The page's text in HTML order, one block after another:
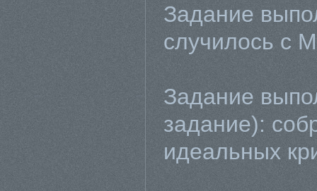
Задание
случилось с
Задание
задание):
идеальных